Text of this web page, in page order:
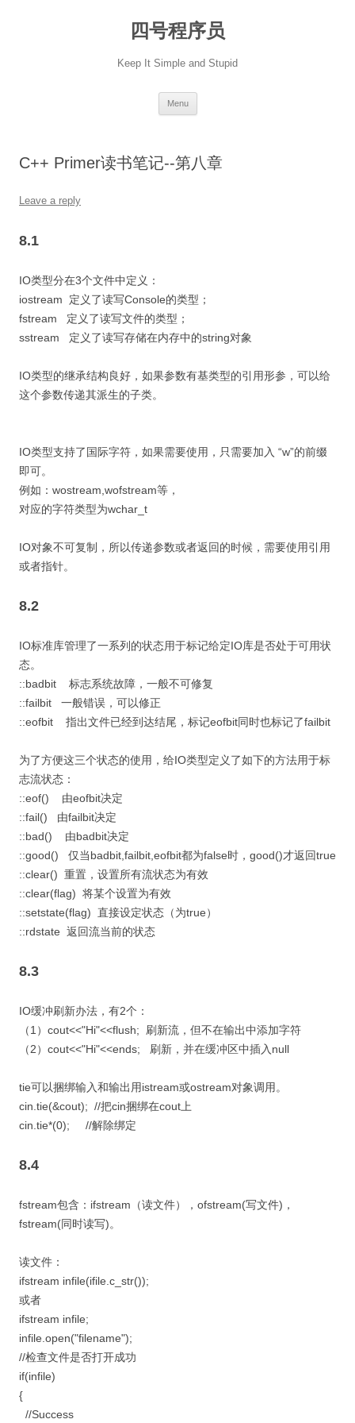
四号程序员
Keep It Simple and Stupid
Menu
C++ Primer读书笔记--第八章
Leave a reply
8.1
IO类型分在3个文件中定义：
iostream 定义了读写Console的类型；
fstream 定义了读写文件的类型；
sstream 定义了读写存储在内存中的string对象
IO类型的继承结构良好，如果参数有基类型的引用形参，可以给
这个参数传递其派生的子类。
IO类型支持了国际字符，如果需要使用，只需要加入 “w”的前缀
即可。
例如：wostream,wofstream等，
对应的字符类型为wchar_t
IO对象不可复制，所以传递参数或者返回的时候，需要使用引用
或者指针。
8.2
IO标准库管理了一系列的状态用于标记给定IO库是否处于可用状
态。
::badbit 标志系统故障，一般不可修复
::failbit 一般错误，可以修正
::eofbit 指出文件已经到达结尾，标记eofbit同时也标记了failbit
为了方便这三个状态的使用，给IO类型定义了如下的方法用于标
志流状态：
::eof() 由eofbit决定
::fail() 由failbit决定
::bad() 由badbit决定
::good() 仅当badbit,failbit,eofbit都为false时，good()才返回true
::clear() 重置，设置所有流状态为有效
::clear(flag) 将某个设置为有效
::setstate(flag) 直接设定状态（为true）
::rdstate 返回流当前的状态
8.3
IO缓冲刷新办法，有2个：
（1）cout<<"Hi"<<flush; 刷新流，但不在输出中添加字符
（2）cout<<"Hi"<<ends; 刷新，并在缓冲区中插入null
tie可以捆绑输入和输出用istream或ostream对象调用。
cin.tie(&cout); //把cin捆绑在cout上
cin.tie*(0); //解除绑定
8.4
fstream包含：ifstream（读文件），ofstream(写文件)，
fstream(同时读写)。
读文件：
ifstream infile(ifile.c_str());
或者
ifstream infile;
infile.open("filename");
//检查文件是否打开成功
if(infile)
{
//Success